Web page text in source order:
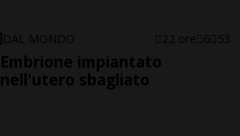
DAL MONDO 22 ore 6 53
Embrione impiantato
nell'utero sbagliato